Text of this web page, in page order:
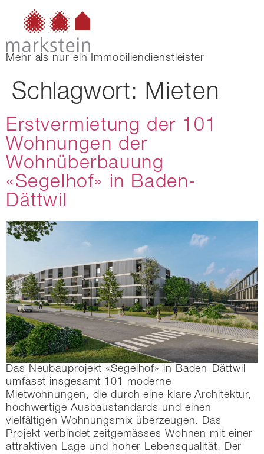
Mehr als nur ein Immobiliendienstleister
Schlagwort: Mieten
Erstvermietung der 101
Wohnungen der
Wohnüberbauung
«Segelhof» in Baden-
Dättwil
Das Neubauprojekt «Segelhof» in Baden-Dättwil
umfasst insgesamt 101 moderne
Mietwohnungen, die durch eine klare Architektur,
hochwertige Ausbaustandards und einen
vielfältigen Wohnungsmix überzeugen. Das
Projekt verbindet zeitgemässes Wohnen mit einer
attraktiven Lage und hoher Lebensqualität. Der